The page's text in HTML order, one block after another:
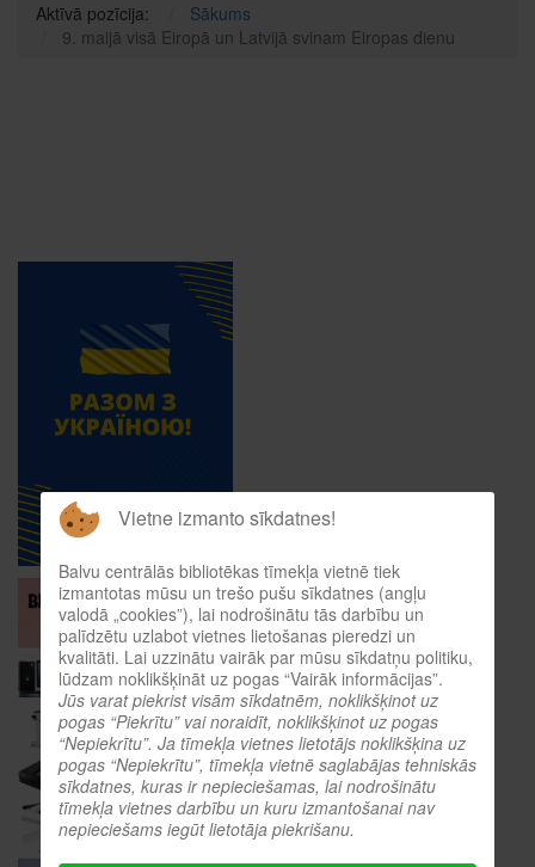
Aktīvā pozīcija:
Sākums
9. maijā visā Eiropā un Latvijā svinam Eiropas dienu
Vietne izmanto sīkdatnes!
Balvu centrālās bibliotēkas tīmekļa vietnē tiek
izmantotas mūsu un trešo pušu sīkdatnes (angļu
valodā „cookies”), lai nodrošinātu tās darbību un
palīdzētu uzlabot vietnes lietošanas pieredzi un
kvalitāti. Lai uzzinātu vairāk par mūsu sīkdatņu politiku,
lūdzam noklikšķināt uz pogas “Vairāk informācijas”.
Jūs varat piekrist visām sīkdatnēm, noklikšķinot uz
pogas “Piekrītu” vai noraidīt, noklikšķinot uz pogas
“Nepiekrītu”. Ja tīmekļa vietnes lietotājs noklikšķina uz
pogas “Nepiekrītu”, tīmekļa vietnē saglabājas tehniskās
sīkdatnes, kuras ir nepieciešamas, lai nodrošinātu
tīmekļa vietnes darbību un kuru izmantošanai nav
nepieciešams iegūt lietotāja piekrišanu.